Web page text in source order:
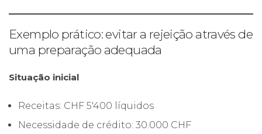
Exemplo prático: evitar a rejeição através de
uma preparação adequada
Situação inicial
Receitas: CHF 5'400 líquidos
Necessidade de crédito: 30.000 CHF